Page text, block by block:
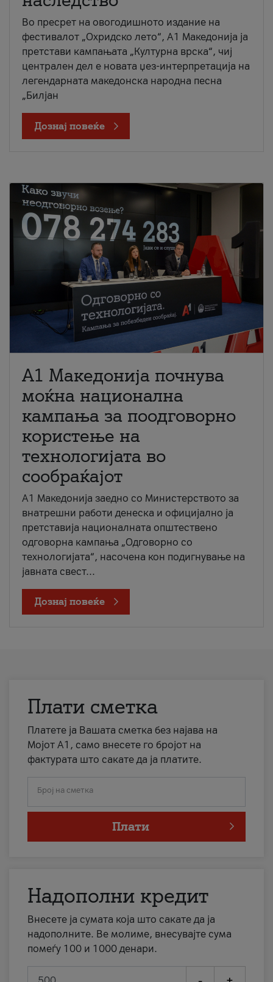
Во пресрет на овогодишното издание на
фестивалот „Охридско лето“, А1 Македонија ја
претстави кампањата „Културна врска“, чиј
централен дел е новата џез-интерпретација на
легендарната македонска народна песна
„Билјан
Дознај повеќе
A1 Македонија почнува
моќна национална
кампања за поодговорно
користење на
технологијата во
сообраќајот
A1 Македонија заедно со Министерството за
внатрешни работи денеска и официјално ја
претставија националната општествено
одговорна кампања „Одговорно со
технологијата“, насочена кон подигнување на
јавната свест...
Дознај повеќе
Плати сметка
Платете ја Вашата сметка без најава на
Мојот А1, само внесете го бројот на
фактурата што сакате да ја платите.
Број на сметка
Плати
Надополни кредит
Внесете ја сумата која што сакате да ја
надополните. Ве молиме, внесувајте сума
помеѓу 100 и 1000 денари.